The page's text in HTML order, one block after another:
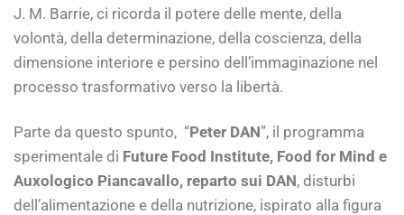
J. M. Barrie, ci ricorda il potere delle mente, della
volontà, della determinazione, della coscienza, della
dimensione interiore e persino dell’immaginazione nel
processo trasformativo verso la libertà.
Parte da questo spunto, “Peter DAN”, il programma
sperimentale di Future Food Institute, Food for Mind e
Auxologico Piancavallo, reparto sui DAN, disturbi
dell’alimentazione e della nutrizione, ispirato alla figura